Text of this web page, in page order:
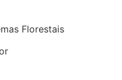
Florestais